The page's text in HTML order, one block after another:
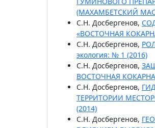
(МАХАМБЕТСКИЙ
С.Н. Досбергенов,
«ВОСТОЧНАЯ
С.Н. Досбергенов,
экология: № 1 (2016)
С.Н. Досбергенов,
ВОСТОЧНАЯ
С.Н. Досбергенов,
ТЕРРИТОРИИ
(2014)
С.Н. Досбергенов,